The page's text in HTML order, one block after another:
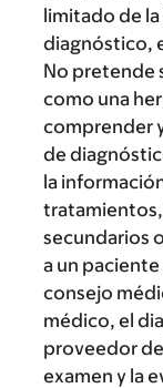
limitado de
diagnóstico,
No pretende
como una
comprender
de
la
secundarios
a un
consejo
médico, el
proveedor
examen y la